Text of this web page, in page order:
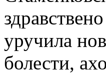
уручила
болести,